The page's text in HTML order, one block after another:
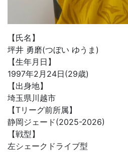
【氏名】
坪井 勇磨(つぼい ゆうま)
【生年月日】
1997年2月24日(29歳)
【出身地】
埼玉県川越市
【Tリーグ前所属】
静岡ジェード(2025-2026)
【戦型】
左シェークドライブ型